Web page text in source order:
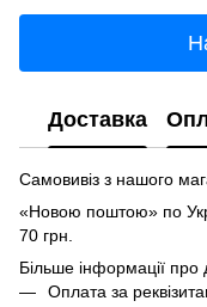
Доставка
Самовивіз з нашого
«Новою поштою» по
70 грн.
Більше інформації про
Оплата за